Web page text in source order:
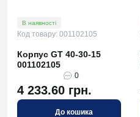
В наявності
Код товару: 001102105
Корпус GT 40-30-15
001102105
0
4 233.60 грн.
До кошика